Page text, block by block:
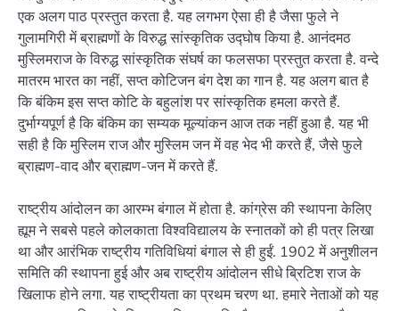
एक अलग पाठ प्रस्तुत करता है. यह लगभग ऐसा ही है जैसा फुले ने
गुलामगिरी में ब्राह्मणों के विरुद्ध सांस्कृतिक उद्घोष किया है. आनंदमठ
मुस्लिमराज के विरुद्ध सांस्कृतिक संघर्ष का फलसफा प्रस्तुत करता है. वन्दे
मातरम भारत का नहीं, सप्त कोटिजन बंग देश का गान है. यह अलग बात है
कि बंकिम इस सप्त कोटि के बहुलांश पर सांस्कृतिक हमला करते हैं.
दुर्भाग्यपूर्ण है कि बंकिम का सम्यक मूल्यांकन आज तक नहीं हुआ है. यह भी
सही है कि मुस्लिम राज और मुस्लिम जन में वह भेद भी करते हैं, जैसे फुले
ब्राह्मण-वाद और ब्राह्मण-जन में करते हैं.
राष्ट्रीय आंदोलन का आरम्भ बंगाल में होता है. कांग्रेस की स्थापना केलिए
ह्यूम ने सबसे पहले कोलकाता विश्वविद्यालय के स्नातकों को ही पत्र लिखा
था और आरंभिक राष्ट्रीय गतिविधियां बंगाल से ही हुईं. 1902 में अनुशीलन
समिति की स्थापना हुई और अब राष्ट्रीय आंदोलन सीधे ब्रिटिश राज के
खिलाफ होने लगा. यह राष्ट्रीयता का प्रथम चरण था. हमारे नेताओं को यह